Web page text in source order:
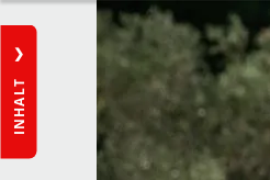
INHALT